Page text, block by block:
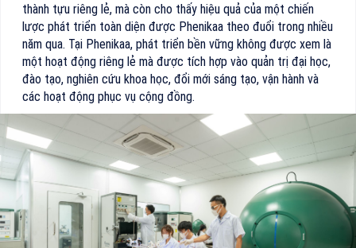
thành tựu riêng lẻ, mà còn cho thấy hiệu quả của một chiến
lược phát triển toàn diện được Phenikaa theo đuổi trong nhiều
năm qua. Tại Phenikaa, phát triển bền vững không được xem là
một hoạt động riêng lẻ mà được tích hợp vào quản trị đại học,
đào tạo, nghiên cứu khoa học, đổi mới sáng tạo, vận hành và
các hoạt động phục vụ cộng đồng.